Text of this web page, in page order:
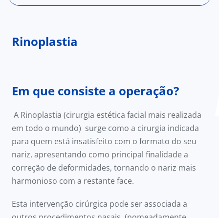
Rinoplastia
Em que consiste a operação?
A Rinoplastia (cirurgia estética facial mais realizada
em todo o mundo) surge como a cirurgia indicada
para quem está insatisfeito com o formato do seu
nariz, apresentando como principal finalidade a
correção de deformidades, tornando o nariz mais
harmonioso com a restante face.
Esta intervenção cirúrgica pode ser associada a